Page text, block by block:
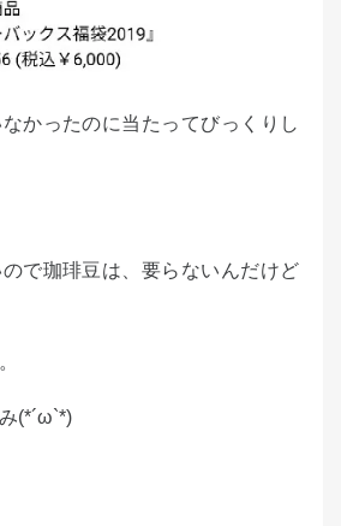
かったのに当たってびっくりし
で珈琲豆は、要らないんだけど
(*´ω`*)